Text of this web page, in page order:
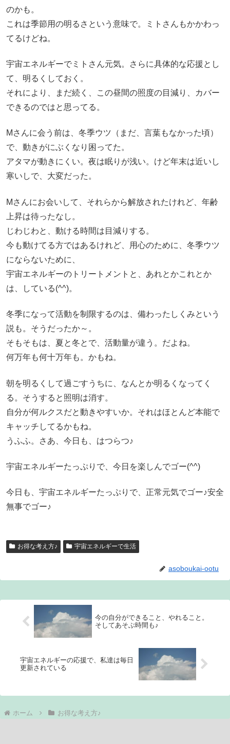
のかも。
これは季節用の明るさという意味で。ミトさんもかかわっ
てるけどね。
宇宙エネルギーでミトさん元気。さらに具体的な応援とし
て、明るくしておく。
それにより、まだ続く、この昼間の照度の目減り、カバー
できるのではと思ってる。
Mさんに会う前は、冬季ウツ（まだ、言葉もなかった頃）
で、動きがにぶくなり困ってた。
アタマが動きにくい。夜は眠りが浅い。けど年末は近いし
寒いしで、大変だった。
Mさんにお会いして、それらから解放されたけれど、年齢
上昇は待ったなし。
じわじわと、動ける時間は目減りする。
今も動けてる方ではあるけれど、用心のために、冬季ウツ
にならないために、
宇宙エネルギーのトリートメントと、あれとかこれとか
は、している(^^)。
冬季になって活動を制限するのは、備わったしくみという
説も。そうだったか～。
そもそもは、夏と冬とで、活動量が違う。だよね。
何万年も何十万年も。かもね。
朝を明るくして過ごすうちに、なんとか明るくなってく
る。そうすると照明は消す。
自分が何ルクスだと動きやすいか。それはほとんど本能で
キャッチしてるかもね。
うふふ。さあ、今日も、はつらつ♪
宇宙エネルギーたっぷりで、今日を楽しんでゴー(^^)
今日も、宇宙エネルギーたっぷりで、正常元気でゴー♪安全
無事でゴー♪
お得な考え方♪ 宇宙エネルギーで生活
asoboukai-ootu
今の自分ができること、やれること。
そしてあそぶ時間も♪
宇宙エネルギーの応援で、私達は毎日
更新されている
ホーム お得な考え方♪